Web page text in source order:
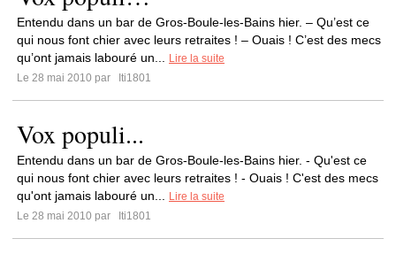
Entendu dans un bar de Gros-Boule-les-Bains hier. – Qu’est ce
qui nous font chier avec leurs retraites ! – Ouais ! C’est des mecs
qu’ont jamais labouré un...
Lire la suite
Le 28 mai 2010 par
Iti1801
Vox populi...
Entendu dans un bar de Gros-Boule-les-Bains hier. - Qu'est ce
qui nous font chier avec leurs retraites ! - Ouais ! C'est des mecs
qu'ont jamais labouré un...
Lire la suite
Le 28 mai 2010 par
Iti1801